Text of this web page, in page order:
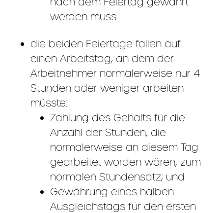
werden muss.
die beiden Feiertage fallen auf
einen Arbeitstag, an dem der
Arbeitnehmer normalerweise nur 4
Stunden oder weniger arbeiten
müsste:
Zahlung des Gehalts für die
Anzahl der Stunden, die
normalerweise an diesem Tag
gearbeitet worden wären, zum
normalen Stundensatz; und
Gewährung eines halben
Ausgleichstags für den ersten